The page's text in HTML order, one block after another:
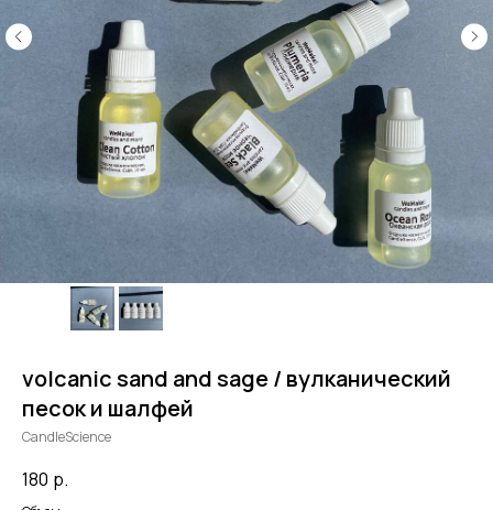
volcanic sand and sage / вулканический
песок и шалфей
CandleScience
180 р.